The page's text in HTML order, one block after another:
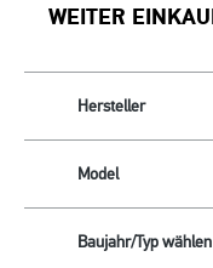
WEITER